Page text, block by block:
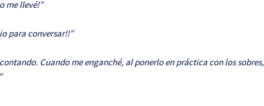
me llevé!”
para conversar!!”
Cuando me enganché, al ponerlo en práctica con los sobres,